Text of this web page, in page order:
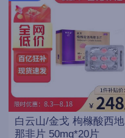
白云山/金戈 枸橼酸西地
那非片 50mg*20片